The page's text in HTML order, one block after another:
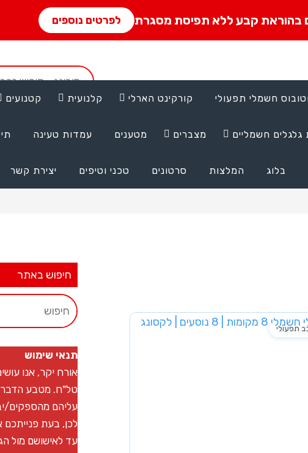
בהוראת קבע ללא תפיסת מסגרת לפרטים נוספים
חשמלי תפעולי קורקינט הארלי קלנועית קטנועים
גלגלים חשמליים מצברים מטענים עמדות טעינה
בלוג המלצות סרטונים טכני וטיפים יצירת קשר
תפעולי
חיפוש באתר
תנאי שימוש
אורח יקר, אנו
טל"ח. מטבע הדברים
עליהם מהספקים/
לכן, בעת פנייתכם
עד לאישושם מול